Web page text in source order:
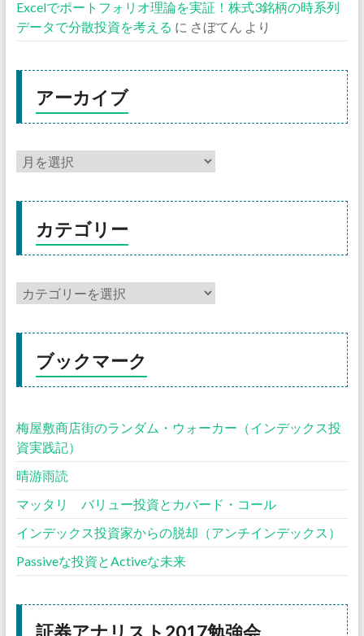
Excelでポートフォリオ理論を実証！株式3銘柄の時系列
データで分散投資を考える に さぼてん より
アーカイブ
カテゴリー
ブックマーク
梅屋敷商店街のランダム・ウォーカー（インデックス投
資実践記）
晴游雨読
マッタリ バリュー投資とカバード・コール
インデックス投資家からの脱却（アンチインデックス）
Passiveな投資とActiveな未来